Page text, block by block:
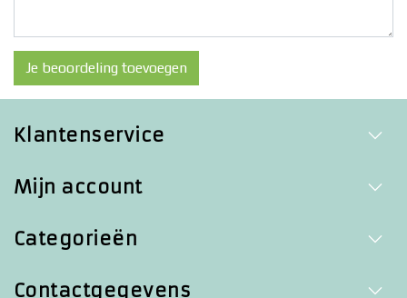
Je beoordeling toevoegen
Klantenservice
Mijn account
Categorieën
Contactgegevens